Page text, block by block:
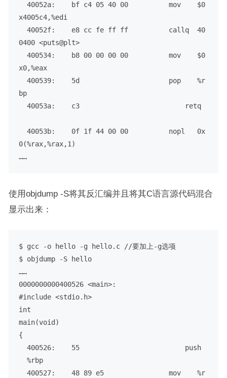
40052a:    bf c4 05 40 00          mov    $0
x4005c4,%edi
40052f:    e8 cc fe ff ff          callq  40
0400 <puts@plt>
400534:    b8 00 00 00 00          mov    $0
x0,%eax
400539:    5d                      pop    %r
bp
40053a:    c3                          retq
40053b:    0f 1f 44 00 00          nopl   0x
0(%rax,%rax,1)
……
使用objdump -S将其反汇编并且将其C语言源代码混合
显示出来：
$ gcc -o hello -g hello.c //要加上-g选项
$ objdump -S hello
……
0000000000400526 <main>:
#include <stdio.h>
int
main(void)
{
400526:    55                          push
%rbp
400527:    48 89 e5                mov    %r